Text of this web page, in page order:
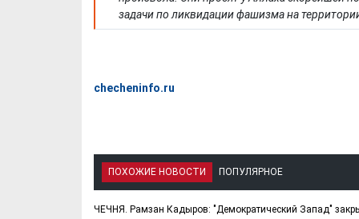
задачи по ликвидации фашизма на
checheninfo.ru
ПОХОЖИЕ НОВОСТИ ПОПУЛЯРНОЕ
ЧЕЧНЯ. Рамзан Кадыров: "Демократический Запад"